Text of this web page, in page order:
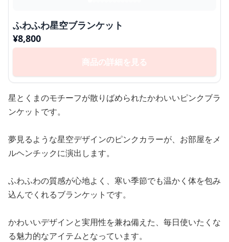
ふわふわ星空ブランケット
¥8,800
商品の詳細を見る
星とくまのモチーフが散りばめられたかわいいピンクブラ
ンケットです。
夢見るような星空デザインのピンクカラーが、お部屋をメ
ルヘンチックに演出します。
ふわふわの質感が心地よく、寒い季節でも温かく体を包み
込んでくれるブランケットです。
かわいいデザインと実用性を兼ね備えた、毎日使いたくな
る魅力的なアイテムとなっています。